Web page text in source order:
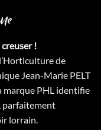
creuser !
de
Jean-Marie PELT
marque PHL identifie
parfaitement
lorrain.